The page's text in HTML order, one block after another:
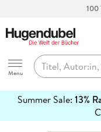
Hugendubel
Menu
Summer Sale: 13%
erfahren